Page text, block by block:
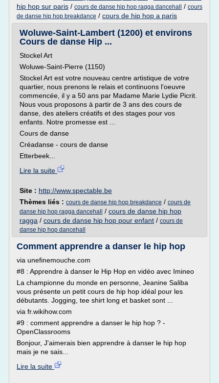
hip hop sur paris / cours de danse hip hop ragga dancehall / cours
de danse hip hop breakdance / cours de hip hop a paris
Woluwe-Saint-Lambert (1200) et environs
Cours de danse Hip ...
Stockel Art
Woluwe-Saint-Pierre (1150)
Stockel Art est votre nouveau centre artistique de votre
quartier, nous prenons le relais et continuons l'oeuvre
commencée, il y a 50 ans par Madame Marie Lydie Picrit.
Nous vous proposons à partir de 3 ans des cours de
danse, des ateliers créatifs et des stages pour vos
enfants. Notre promesse est ...
Cours de danse
Créadanse - cours de danse
Etterbeek...
Lire la suite
Site : http://www.spectable.be
Thèmes liés : cours de danse hip hop breakdance / cours de
danse hip hop ragga dancehall
/ cours de danse hip hop
ragga / cours de danse hip hop pour enfant / cours de
danse hip hop dancehall
Comment apprendre a danser le hip hop
via unefinemouche.com
#8 : Apprendre à danser le Hip Hop en vidéo avec Imineo
La championne du monde en personne, Jeanine Saliba
vous présente un petit cours de hip hop idéal pour les
débutants. Jogging, tee shirt long et basket sont ...
via fr.wikihow.com
#9 : comment apprendre a danser le hip hop ? -
OpenClassrooms
Bonjour, J'aimerais bien apprendre à danser le hip hop
mais je ne sais...
Lire la suite